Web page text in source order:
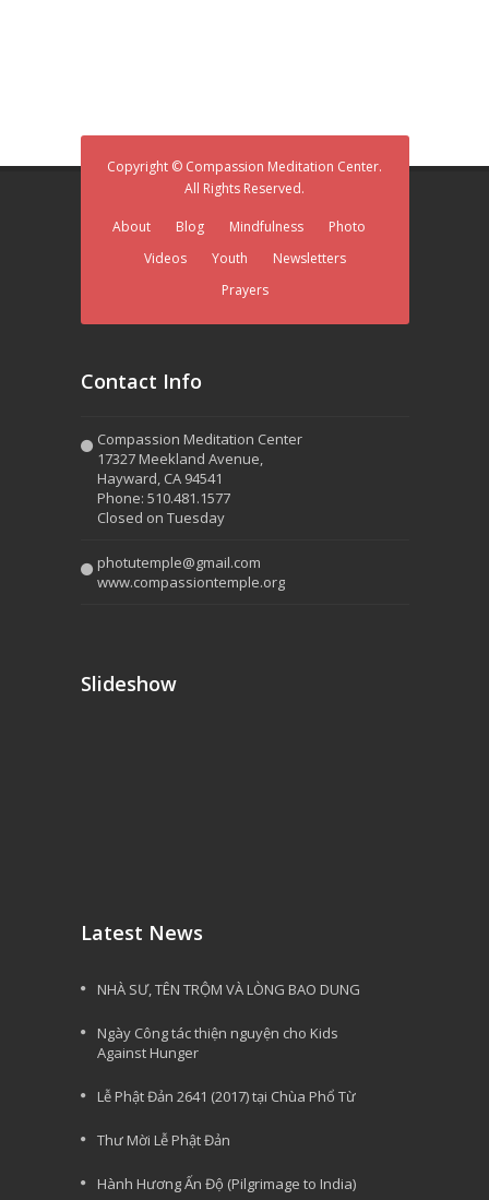
Copyright © Compassion Meditation Center.
All Rights Reserved.
About Blog Mindfulness
Photo
Videos
Youth
Newsletters
Prayers
Contact Info
Compassion Meditation Center
17327 Meekland Avenue,
Hayward, CA 94541
Phone: 510.481.1577
Closed on Tuesday
photutemple@gmail.com
www.compassiontemple.org
Slideshow
Latest News
NHÀ SƯ, TÊN TRỘM VÀ LÒNG BAO DUNG
Ngày Công tác thiện nguyện cho Kids
Against Hunger
Lễ Phật Đản 2641 (2017) tại Chùa Phổ Từ
Thư Mời Lễ Phật Đản
Hành Hương Ấn Độ (Pilgrimage to India)